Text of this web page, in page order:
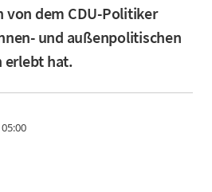
dem CDU-Politiker
und außenpolitischen
erlebt hat.